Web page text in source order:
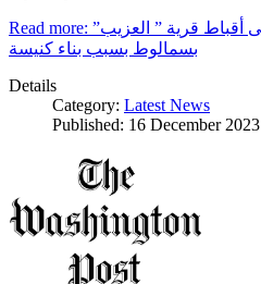
Read more: اعتداءات على أقباط قرية ” العزيب”
بسمالوط بسبب بناء كنيسة
Details
Category: Latest News
Published: 16 December 2023